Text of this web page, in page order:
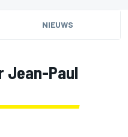
NIEUWS
Jean-Paul